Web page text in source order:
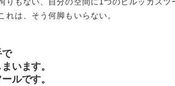
れは、そう何脚もいらない。
います。
ルです。